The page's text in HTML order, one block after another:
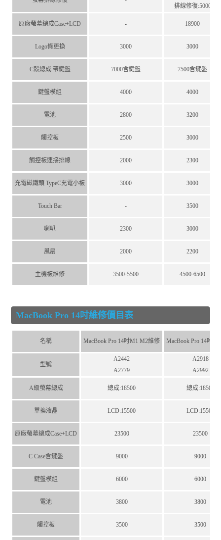
排線修復:5000
原廠螢幕總成Case+LCD - 18900
Logo條更換 3000 3000
C殼總成 帶鍵盤 7000含鍵盤 7500含鍵盤
鍵盤模組 4000 4000
電池 2800 3200
觸控板 2500 3000
觸控板連接排線 2000 2300
充電磁鐵頭 TypeC充電小板 3000 3000
Touch Bar - 3500
喇叭 2300 3000
風扇 2000 2200
主機板維修 3500-5500 4500-6500
MacBook Pro 14吋維修價目表
名稱 MacBook Pro 14吋M1 M2維修 MacBook Pro 14吋
型號
A2442
A2779
A2918
A2992
A級螢幕總成 總成:18500 總成:18500
單換液晶 LCD:15500 LCD:15500
原廠螢幕總成Case+LCD 23500 23500
C Case含鍵盤 9000 9000
鍵盤模組 6000 6000
電池 3800 3800
觸控板 3500 3500